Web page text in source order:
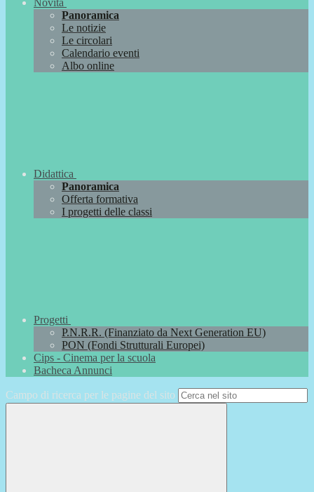
Novità
Panoramica
Le notizie
Le circolari
Calendario eventi
Albo online
Didattica
Panoramica
Offerta formativa
I progetti delle classi
Progetti
P.N.R.R. (Finanziato da Next Generation EU)
PON (Fondi Strutturali Europei)
Cips - Cinema per la scuola
Bacheca Annunci
Campo di ricerca per le pagine del sito